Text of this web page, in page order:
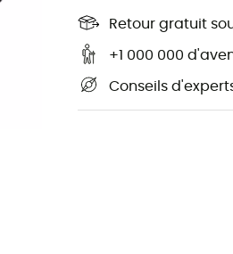
Retour gratuit
+1 000 000
Conseils